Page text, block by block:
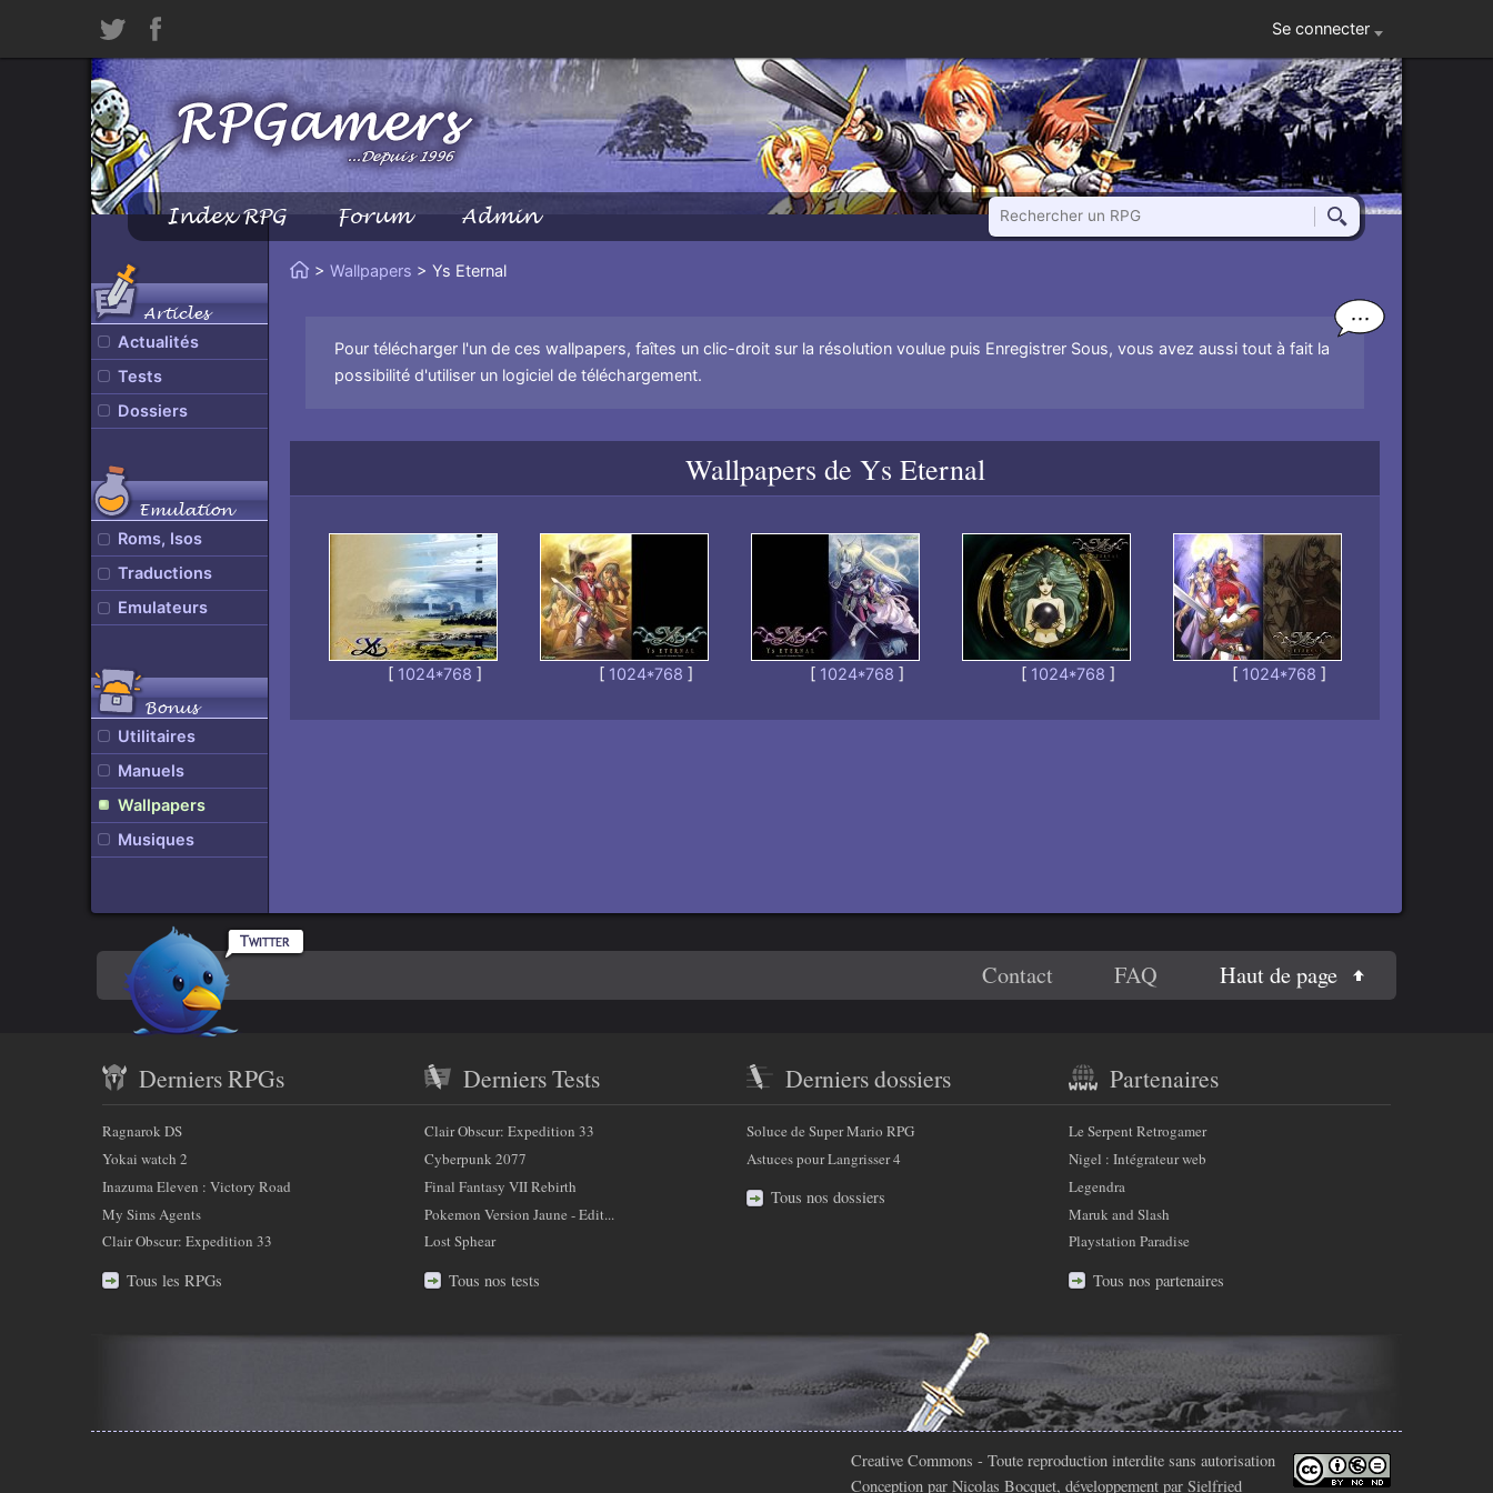
Twitter
Facebook Se connecter
Index RPG Forum Admin
Rechercher un RPG
Rechercher
Menu
Principal
Articles
Actualités
Tests
Dossiers
Emulation
Roms, Isos
Traductions
Emulateurs
Bonus
Utilitaires
Manuels
Wallpapers
Musiques
Vous
Accueil
> Wallpapers > Ys Eternal
Pour télécharger l'un de ces wallpapers, faîtes un clic-droit sur la résolution voulue puis Enregistrer Sous, vous avez aussi tout à fait la
possibilité d'utiliser un logiciel de téléchargement.
Wallpapers de Ys Eternal
[ 1024*768 ] [ 1024*768 ] [ 1024*768 ] [ 1024*768 ] [ 1024*768 ]
En
savoir
plus
sur
nous
Rpgamers
sur
Twitter
Contact FAQ Haut de page
récent
et
partenaires
Derniers RPGs
Ragnarok DS
Yokai watch 2
Inazuma Eleven : Victory Road
My Sims Agents
Clair Obscur: Expedition 33
Tous les RPGs
Derniers Tests
Clair Obscur: Expedition 33
Cyberpunk 2077
Final Fantasy VII Rebirth
Pokemon Version Jaune - Edit...
Lost Sphear
Tous nos tests
Derniers dossiers
Soluce de Super Mario RPG
Astuces pour Langrisser 4
Tous nos dossiers
Partenaires
Le Serpent Retrogamer
Nigel : Intégrateur web
Legendra
Maruk and Slash
Playstation Paradise
Tous nos partenaires
Creative Commons - Toute reproduction interdite sans autorisation
Conception par Nicolas Bocquet, développement par Sielfried